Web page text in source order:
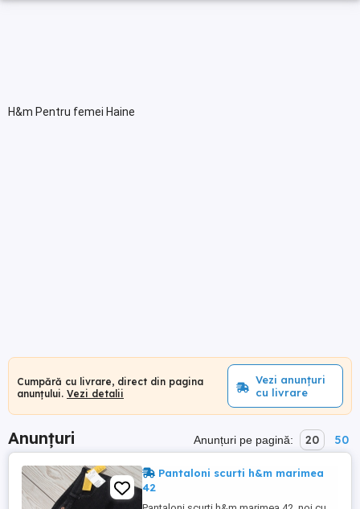
H&m Pentru femei Haine
Cumpără cu livrare, direct din pagina
anunțului. Vezi detalii
Vezi anunțuri
cu livrare
Anunțuri Anunțuri pe pagină: 20 50
Pantaloni scurti h&m marimea
42